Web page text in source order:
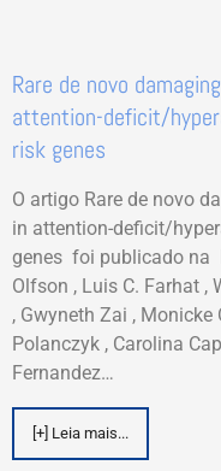
Rare de novo
attention-deficit/
risk genes
O artigo Rare de novo
in attention-deficit/
genes foi publicado na
Olfson , Luis C. Farhat ,
, Gwyneth Zai , Monicke
Polanczyk , Carolina
Fernandez…
[+] Leia mais...